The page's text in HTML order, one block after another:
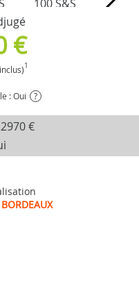
€
1
: Oui ?
€